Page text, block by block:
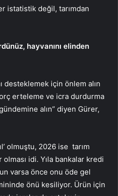
istatistik değil, tarımdan
hayvanını elinden
desteklemek için önlem alın
erteleme ve icra durdurma
alın” diyen Gürer,
olmuştu, 2026 ise tarım
idi. Yıla bankalar kredi
varsa önce onu öde gel
önü kesiliyor. Ürün için